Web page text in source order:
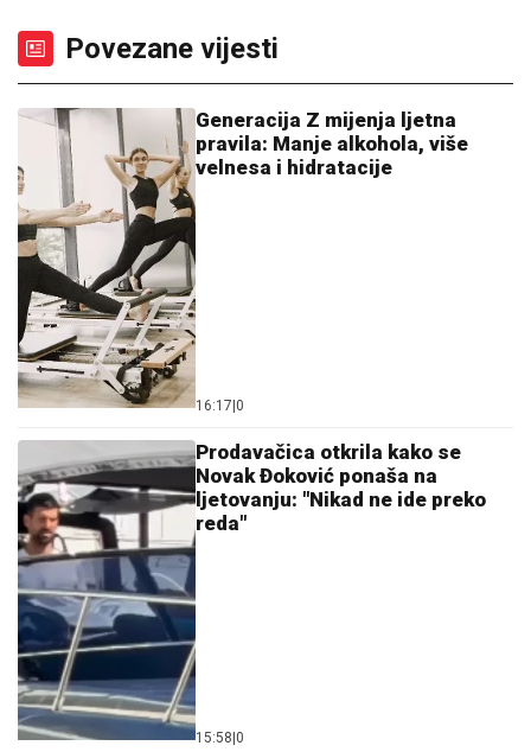
Povezane vijesti
Generacija Z mijenja ljetna
pravila: Manje alkohola, više
velnesa i hidratacije
16:17 0
Prodavačica otkrila kako se
Novak Đoković ponaša na
ljetovanju: "Nikad ne ide preko
reda"
15:58 0